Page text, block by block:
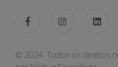
© 2024. Todos os direitos